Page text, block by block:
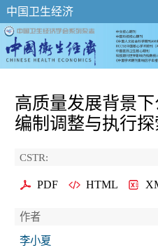
中国卫生经济
高质量发展背景
编制调整与执行探
CSTR:
PDF HTML
作者
李小夏